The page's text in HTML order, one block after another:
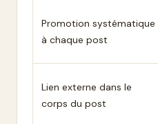
Promotion systématique
à chaque post
Lien externe dans le
corps du post